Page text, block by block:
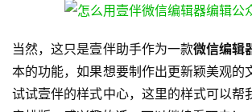
当然，这只是壹伴助手作为一款微信编辑
本的功能，如果想要制作出更新颖美观的
试试壹伴的样式中心，这里的样式可以帮